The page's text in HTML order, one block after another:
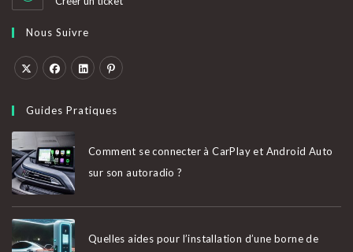
Nous Suivre
dans
nouvel
onglet
dans
nouvel
onglet
dans
nouvel
onglet
dans
nouvel
Guides Pratiques
Comment se connecter à CarPlay et Android Auto
sur son autoradio ?
Quelles aides pour l’installation d’une borne de